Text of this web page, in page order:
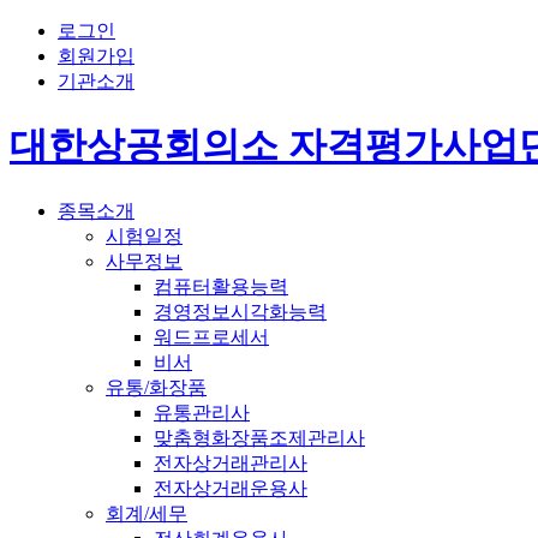
로그인
회원가입
기관소개
대한상공회의소 자격평가사업
종목소개
시험일정
사무정보
컴퓨터활용능력
경영정보시각화능력
워드프로세서
비서
유통/화장품
유통관리사
맞춤형화장품조제관리사
전자상거래관리사
전자상거래운용사
회계/세무